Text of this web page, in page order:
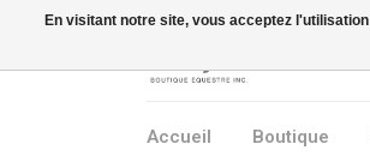
Accueil Boutique
En visitant notre site, vous acceptez